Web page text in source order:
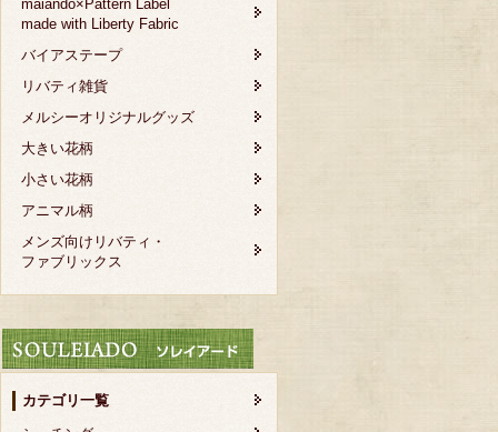
maiando×Pattern Label
made with Liberty Fabric
バイアステープ
リバティ雑貨
メルシーオリジナルグッズ
大きい花柄
小さい花柄
アニマル柄
メンズ向けリバティ・
ファブリックス
カテゴリ一覧